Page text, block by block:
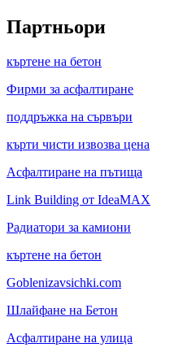
Партньори
къртене на бетон
Фирми за асфалтиране
поддръжка на сървъри
кърти чисти извозва цена
Асфалтиране на пътища
Link Building от IdeaMAX
Радиатори за камиони
къртене на бетон
Goblenizavsichki.com
Шлайфане на Бетон
Асфалтиране на улица